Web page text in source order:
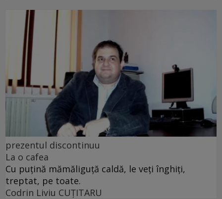
prezentul discontinuu
La o cafea
Cu puţină mămăliguţă caldă, le veţi înghiţi,
treptat, pe toate.
Codrin Liviu CUŢITARU